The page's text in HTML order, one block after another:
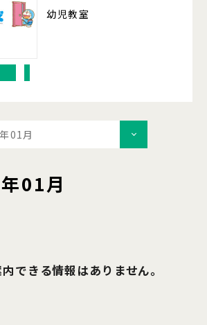
幼児教室
01月
01月
できる情報はありません。